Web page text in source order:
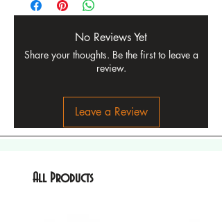
No Reviews Yet
Share your thoughts. Be the first to leave a
review.
Leave a Review
All Products